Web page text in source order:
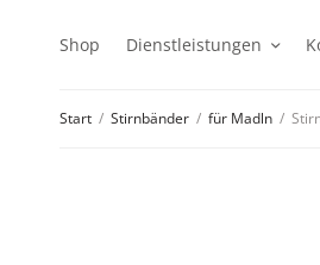
Shop Dienstleistungen
Start / Stirnbänder / für Madln /